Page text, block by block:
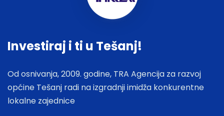
Investiraj i ti u Tešanj!
Od osnivanja, 2009. godine, TRA Agencija za razvoj
općine Tešanj radi na izgradnji imidža konkurentne
lokalne zajednice